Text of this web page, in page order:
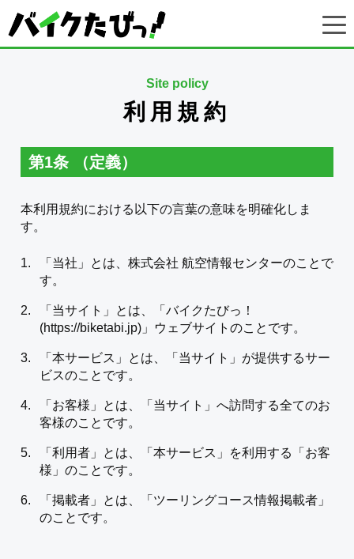
Site policy
利用規約
第1条 （定義）
本利用規約における以下の言葉の意味を明確化しま
す。
「当社」とは、株式会社 航空情報センターのことで
す。
「当サイト」とは、「バイクたびっ！
(https://biketabi.jp)」ウェブサイトのことです。
「本サービス」とは、「当サイト」が提供するサー
ビスのことです。
「お客様」とは、「当サイト」へ訪問する全てのお
客様のことです。
「利用者」とは、「本サービス」を利用する「お客
様」のことです。
「掲載者」とは、「ツーリングコース情報掲載者」
のことです。